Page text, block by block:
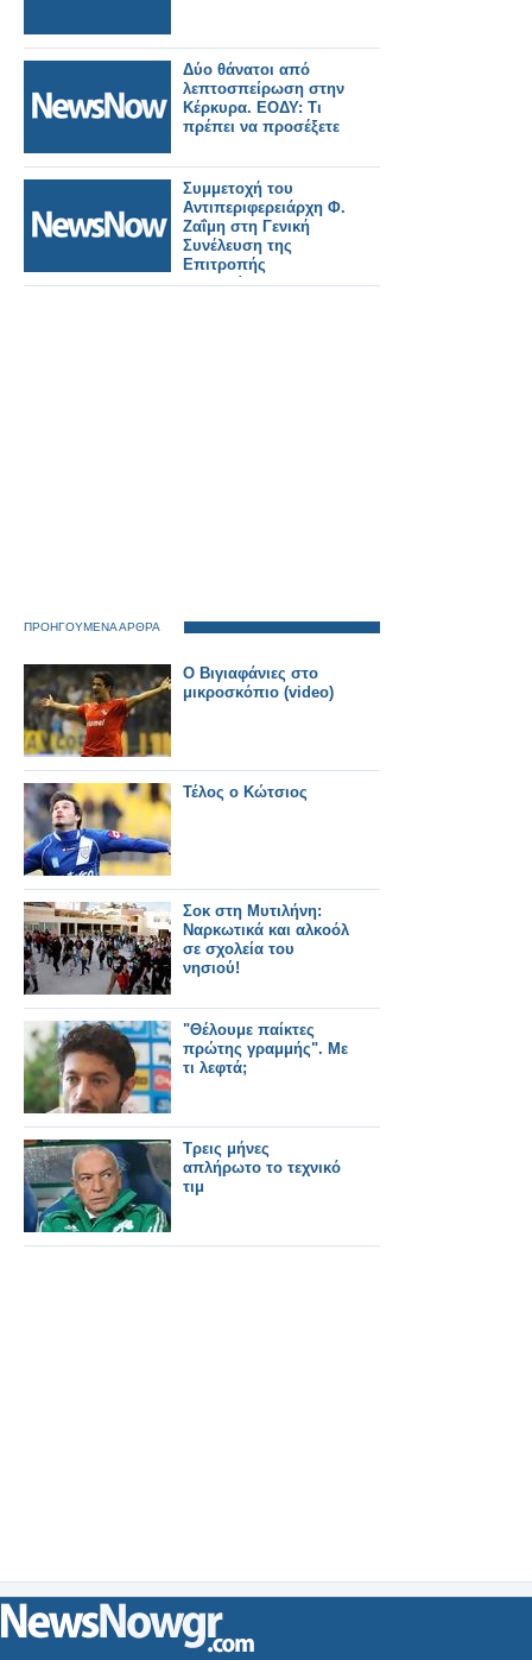
Δύο θάνατοι από
λεπτοσπείρωση στην
Κέρκυρα. ΕΟΔΥ: Τι
πρέπει να προσέξετε
Συμμετοχή του
Aντιπεριφερειάρχη Φ.
Ζαΐμη στη Γενική
Συνέλευση της
Επιτροπής
Βαλκανίων και
ΠΡΟΗΓΟΥΜΕΝΑ ΑΡΘΡΑ
Ο Βιγιαφάνιες στο
μικροσκόπιο (video)
Τέλος ο Κώτσιος
Σοκ στη Μυτιλήνη:
Ναρκωτικά και αλκοόλ
σε σχολεία του
νησιού!
"Θέλουμε παίκτες
πρώτης γραμμής". Με
τι λεφτά;
Τρεις μήνες
απλήρωτο το τεχνικό
τιμ